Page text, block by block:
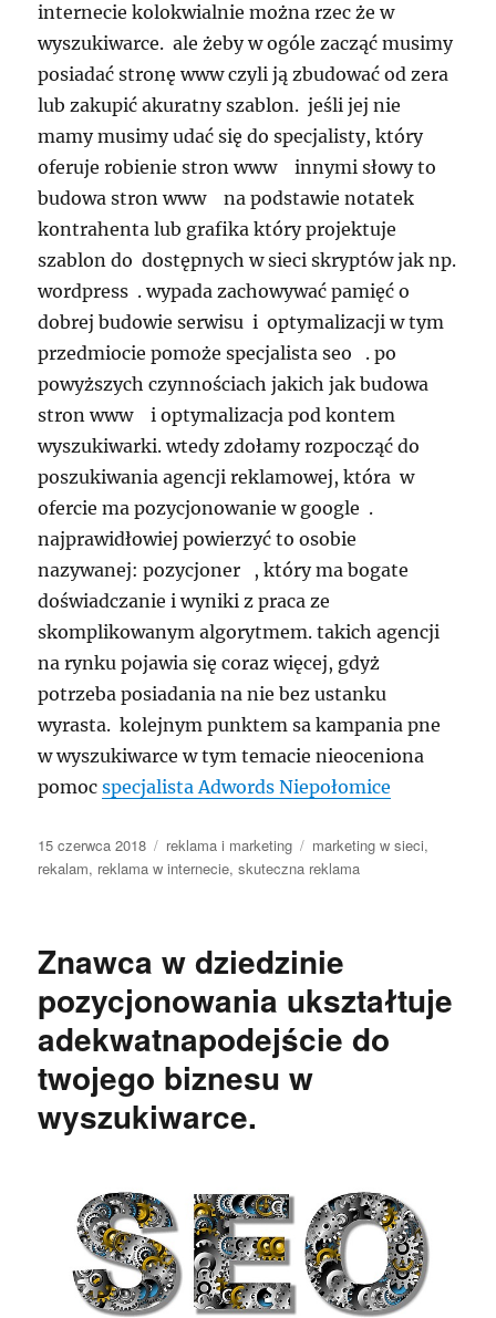
internecie kolokwialnie można rzec że w
wyszukiwarce. ale żeby w ogóle zacząć musimy
posiadać stronę www czyli ją zbudować od zera
lub zakupić akuratny szablon. jeśli jej nie
mamy musimy udać się do specjalisty, który
oferuje robienie stron www innymi słowy to
budowa stron www na podstawie notatek
kontrahenta lub grafika który projektuje
szablon do dostępnych w sieci skryptów jak np.
wordpress . wypada zachowywać pamięć o
dobrej budowie serwisu i optymalizacji w tym
przedmiocie pomoże specjalista seo . po
powyższych czynnościach jakich jak budowa
stron www i optymalizacja pod kontem
wyszukiwarki. wtedy zdołamy rozpocząć do
poszukiwania agencji reklamowej, która w
ofercie ma pozycjonowanie w google .
najprawidłowiej powierzyć to osobie
nazywanej: pozycjoner , który ma bogate
doświadczanie i wyniki z praca ze
skomplikowanym algorytmem. takich agencji
na rynku pojawia się coraz więcej, gdyż
potrzeba posiadania na nie bez ustanku
wyrasta. kolejnym punktem sa kampania pne
w wyszukiwarce w tym temacie nieoceniona
pomocspecjalista Adwords Niepołomice
Data
publikacji
15 czerwca 2018 Kategorie
reklama i marketing Tagi
marketing w sieci,
rekalam, reklama w internecie,skuteczna reklama
Znawca w dziedzinie
pozycjonowania ukształtuje
adekwatnapodejście do
twojego biznesu w
wyszukiwarce.